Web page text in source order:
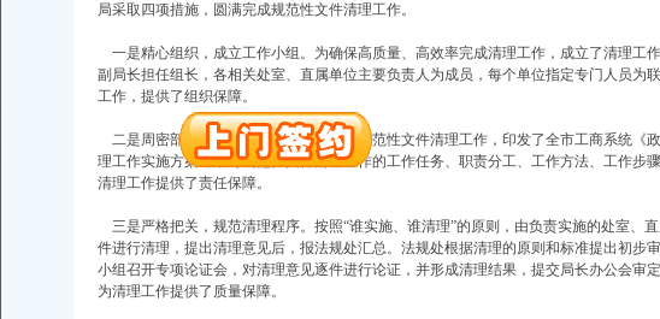
（进出口权）
注册）
）
出口权)
万 （增资）
商注册）
局采取四项措施，圆满完成规范性文件清理工作。
一是精心组织，成立工作小组。为确保高质量、高效率完成清理工作，成立了清理工
副局长担任组长，各相关处室、直属单位主要负责人为成员，每个单位指定专门人员为
工作，提供了组织保障。
二是周密部署，制定清理方案。为做好规范性文件清理工作，印发了全市工商系统《
理工作实施方案》，对规范性文件清理工作的工作任务、职责分工、工作方法、工作步
清理工作提供了责任保障。
三是严格把关，规范清理程序。按照“谁实施、谁清理”的原则，由负责实施的处室、
件进行清理，提出清理意见后，报法规处汇总。法规处根据清理的原则和标准提出初步
小组召开专项论证会，对清理意见逐件进行论证，并形成清理结果，提交局长办公会审
为清理工作提供了质量保障。